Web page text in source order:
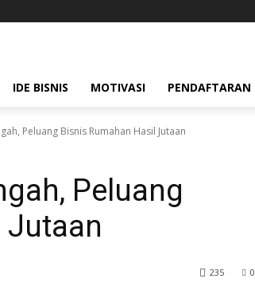
IDE BISNIS MOTIVASI PENDAFTARAN
Peluang Bisnis Rumahan Hasil Jutaan
Peluang
Jutaan
0
235